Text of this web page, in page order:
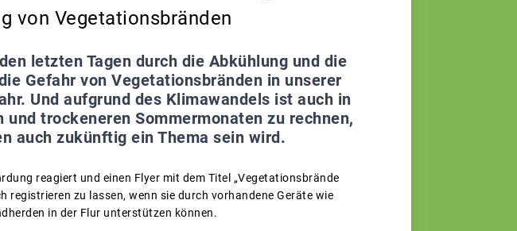
von Vegetationsbränden
letzten Tagen durch die Abkühlung und die
Gefahr von Vegetationsbränden in unserer
Und aufgrund des Klimawandels ist auch in
trockeneren Sommermonaten zu rechnen,
auch zukünftig ein Thema sein wird.
reagiert und einen Flyer mit dem Titel „Vegetationsbrände
zu lassen, wenn sie durch vorhandene Geräte wie
in der Flur unterstützen können.